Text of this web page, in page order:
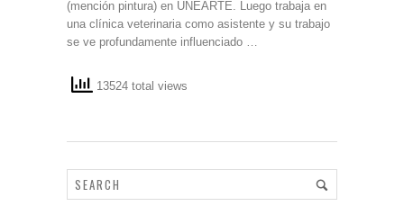
(mención pintura) en UNEARTE. Luego trabaja en
una clínica veterinaria como asistente y su trabajo
se ve profundamente influenciado …
13524 total views